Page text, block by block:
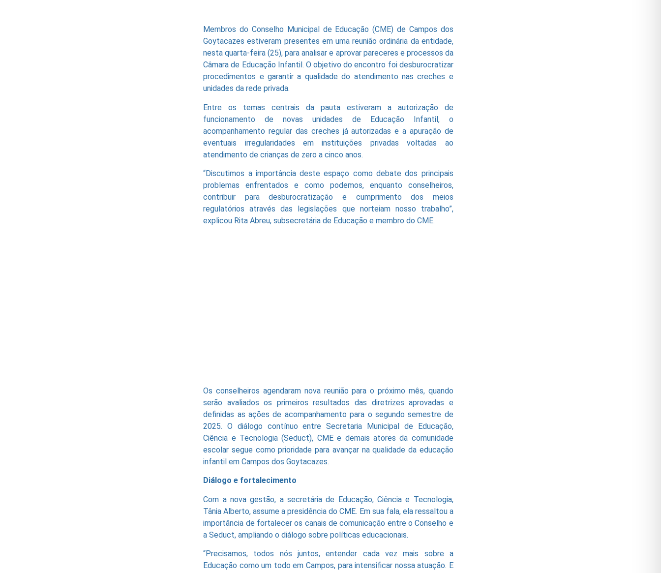
Membros do Conselho Municipal de Educação (CME) de Campos dos
Goytacazes estiveram presentes em uma reunião ordinária da entidade,
nesta quarta-feira (25), para analisar e aprovar pareceres e processos da
Câmara de Educação Infantil. O objetivo do encontro foi desburocratizar
procedimentos e garantir a qualidade do atendimento nas creches e
unidades da rede privada.
Entre os temas centrais da pauta estiveram a autorização de
funcionamento de novas unidades de Educação Infantil, o
acompanhamento regular das creches já autorizadas e a apuração de
eventuais irregularidades em instituições privadas voltadas ao
atendimento de crianças de zero a cinco anos.
“Discutimos a importância deste espaço como debate dos principais
problemas enfrentados e como podemos, enquanto conselheiros,
contribuir para desburocratização e cumprimento dos meios
regulatórios através das legislações que norteiam nosso trabalho”,
explicou Rita Abreu, subsecretária de Educação e membro do CME.
Os conselheiros agendaram nova reunião para o próximo mês, quando
serão avaliados os primeiros resultados das diretrizes aprovadas e
definidas as ações de acompanhamento para o segundo semestre de
2025. O diálogo contínuo entre Secretaria Municipal de Educação,
Ciência e Tecnologia (Seduct), CME e demais atores da comunidade
escolar segue como prioridade para avançar na qualidade da educação
infantil em Campos dos Goytacazes.
Diálogo e fortalecimento
Com a nova gestão, a secretária de Educação, Ciência e Tecnologia,
Tânia Alberto, assume a presidência do CME. Em sua fala, ela ressaltou a
importância de fortalecer os canais de comunicação entre o Conselho e
a Seduct, ampliando o diálogo sobre políticas educacionais.
“Precisamos, todos nós juntos, entender cada vez mais sobre a
Educação como um todo em Campos, para intensificar nossa atuação. E